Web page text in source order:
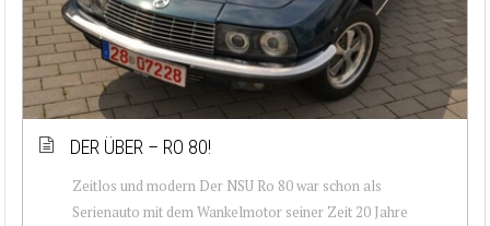
DER ÜBER – RO 80!
Zeitlos und modern Der NSU Ro 80 war schon als
Serienauto mit dem Wankelmotor seiner Zeit 20 Jahre